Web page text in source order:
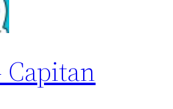
Capitan